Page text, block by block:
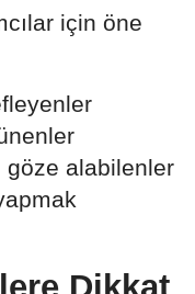
için öne
göze alabilenler